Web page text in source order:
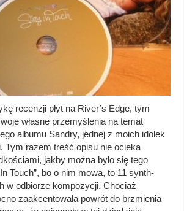
recenzji płyt na River’s Edge, tym
własne przemyślenia na temat
albumu Sandry, jednej z moich idolek
Tym razem treść opisu nie ocieka
jakby można było się tego
Touch”, bo o nim mowa, to 11 synth-
w odbiorze kompozycji. Chociaż
zaakcentowała powrót do brzmienia